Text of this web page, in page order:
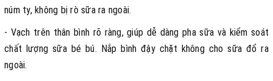
núm ty, không bị rò sữa ra ngoài.
- Vạch trên thân bình rõ ràng, giúp dễ dàng pha sữa và kiểm soát
chất lượng sữa bé bú. Nắp bình đậy chặt không cho sữa đổ ra
ngoài.